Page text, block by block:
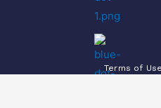
Terms of Use